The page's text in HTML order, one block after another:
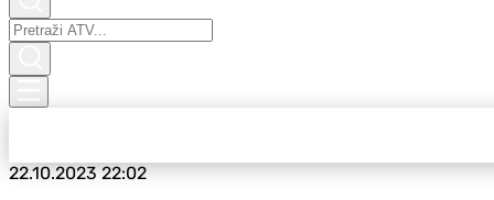
22.10.202322:02